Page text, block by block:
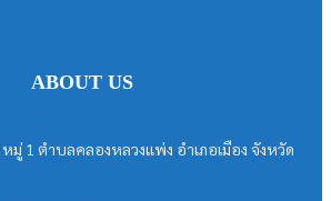
ABOUT US
มู่ 1 ตำบลคลองหลวงแพ่ง อำเภอเมือง จังหวัด